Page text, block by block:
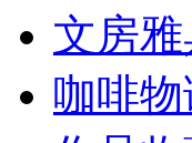
文房
咖啡